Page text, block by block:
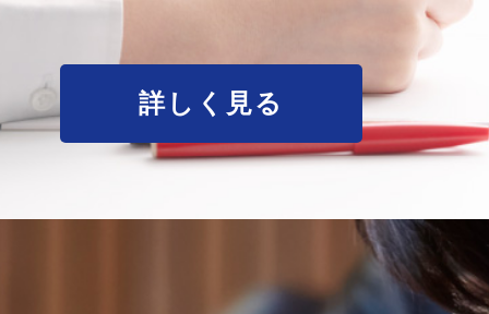
詳しく見る